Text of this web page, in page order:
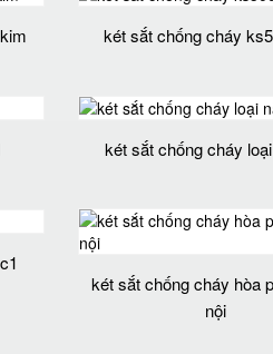
két sắt chống cháy
két sắt chống cháy
két sắt chống cháy hòa
nội